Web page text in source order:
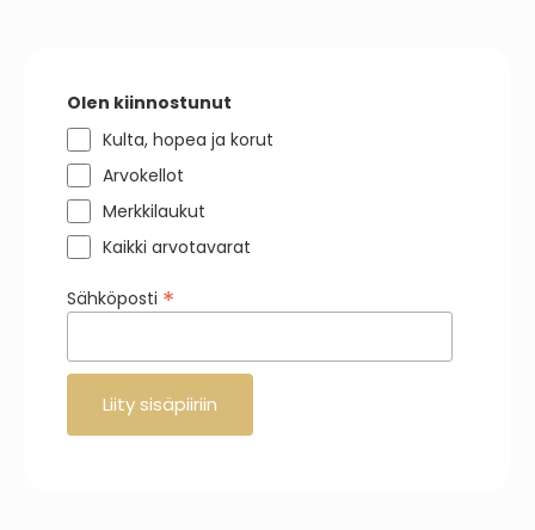
Olen kiinnostunut
Kulta, hopea ja korut
Arvokellot
Merkkilaukut
Kaikki arvotavarat
Sähköposti *